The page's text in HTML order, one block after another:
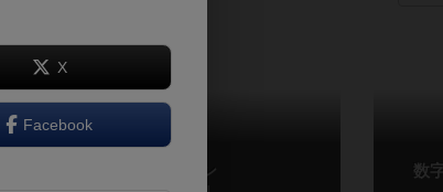
ヨーメン 数
X
Facebook